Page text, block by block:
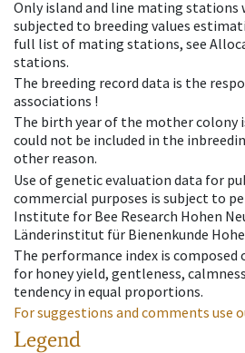
Only island and line mating stations
subjected to breeding values
full list of mating stations, see
stations.
The breeding record data is the
associations !
The birth year of the mother colony
could not be included in the
other reason.
Use of genetic evaluation data for
commercial purposes is subject to
Institute for Bee Research Hohen
Länderinstitut für Bienenkunde
The performance index is composed
for honey yield, gentleness,
tendency in equal proportions.
For suggestions and comments use
Legend